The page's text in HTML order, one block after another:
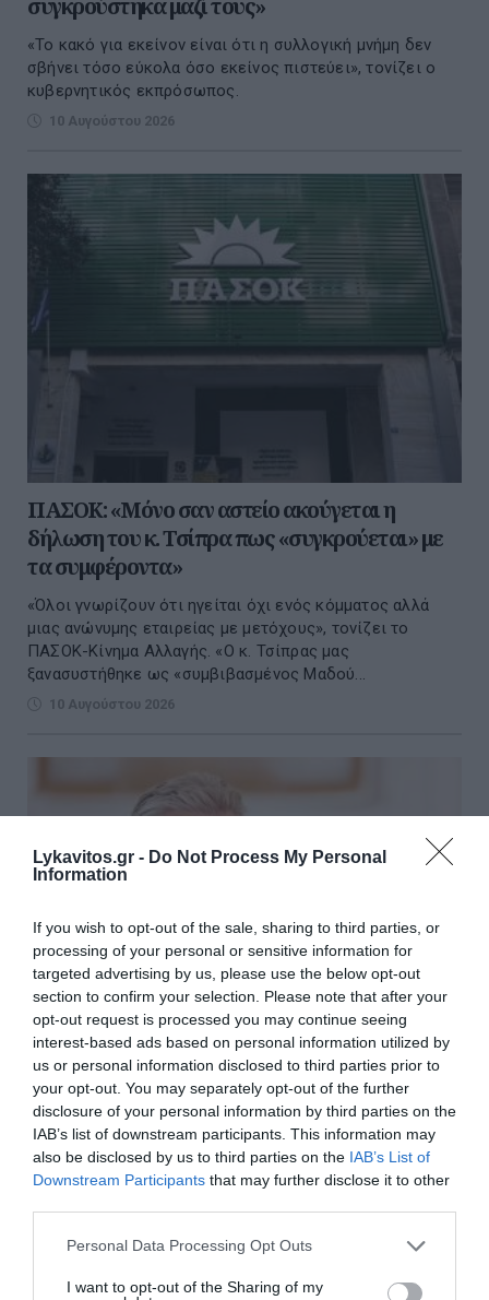
Lykavitos.gr - Do Not Process My Personal
Information
If you wish to opt-out of the sale, sharing to third parties, or
processing of your personal or sensitive information for
targeted advertising by us, please use the below opt-out
section to confirm your selection. Please note that after your
opt-out request is processed you may continue seeing
interest-based ads based on personal information utilized by
us or personal information disclosed to third parties prior to
your opt-out. You may separately opt-out of the further
disclosure of your personal information by third parties on the
IAB’s list of downstream participants. This information may
also be disclosed by us to third parties on the IAB’s List of
Downstream Participants that may further disclose it to other
Please note that this website/app uses one or more Google
not limited to your visit or usage behaviour. You may click to
Personal Data Processing Opt Outs
I want to opt-out of the Sharing of my
«Το κακό για εκείνον είναι ότι η συλλογική μνήμη δεν
σβήνει τόσο εύκολα όσο εκείνος πιστεύει», τονίζει ο
κυβερνητικός εκπρόσωπος.
10 Αυγούστου 2026
ΠΑΣΟΚ: «Μόνο σαν αστείο ακούγεται η
δήλωση του κ. Τσίπρα πως «συγκρούεται» με
τα συμφέροντα»
«Όλοι γνωρίζουν ότι ηγείται όχι ενός κόμματος αλλά
μιας ανώνυμης εταιρείας με μετόχους», τονίζει το
ΠΑΣΟΚ-Κίνημα Αλλαγής. «Ο κ. Τσίπρας μας
ξανασυστήθηκε ως «συμβιβασμένος Μαδού...
10 Αυγούστου 2026
Σκέρτσος: «Στατιστική παγίδα» το ότι 7 στους
10 έχουν καταθέσεις κάτω από 1.000 ευρώ
Διευκρινίσεις για τα στοιχεία που αφορούν τις
τραπεζικές καταθέσεις των Ελλήνων δίνει με ανάρτησή